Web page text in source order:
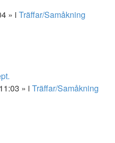
» i Träffar/Samåkning
» i Träffar/Samåkning